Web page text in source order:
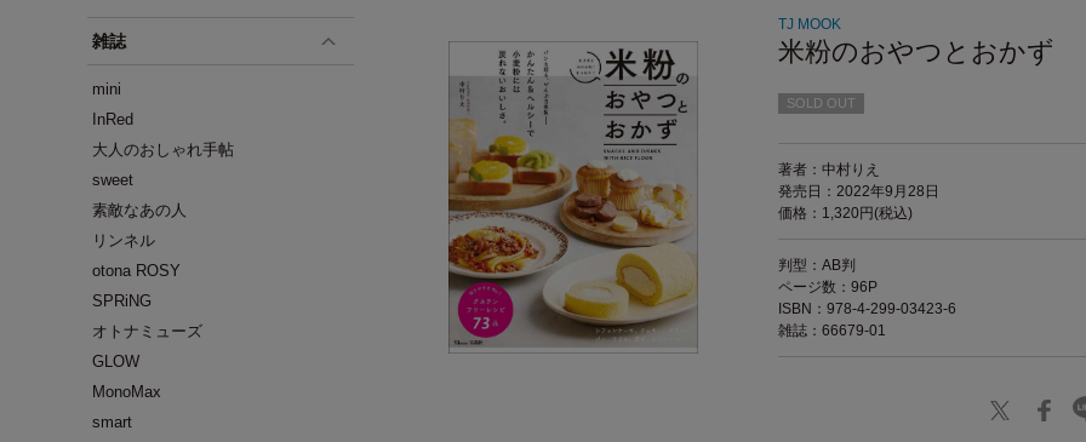
雑誌
mini
InRed
大人のおしゃれ手帖
sweet
素敵なあの人
リンネル
otona ROSY
SPRiNG
オトナミューズ
GLOW
MonoMax
smart
TJ MOOK
米粉のおやつとおかず
SOLD OUT
著者：中村りえ
発売日：2022年9月28日
価格：1,320円(税込)
判型：AB判
ページ数：96P
ISBN：978-4-299-03423-6
雑誌：66679-01